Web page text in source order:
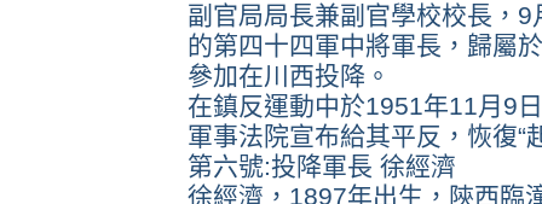
副官局局長兼副官學校校長，
的第四十四軍中將軍長，歸屬
參加在川西投降。
在鎮反運動中於1951年11月9
軍事法院宣布給其平反，恢復“
第六號:投降軍長 徐經濟
徐經濟，1897年出生，陝西臨